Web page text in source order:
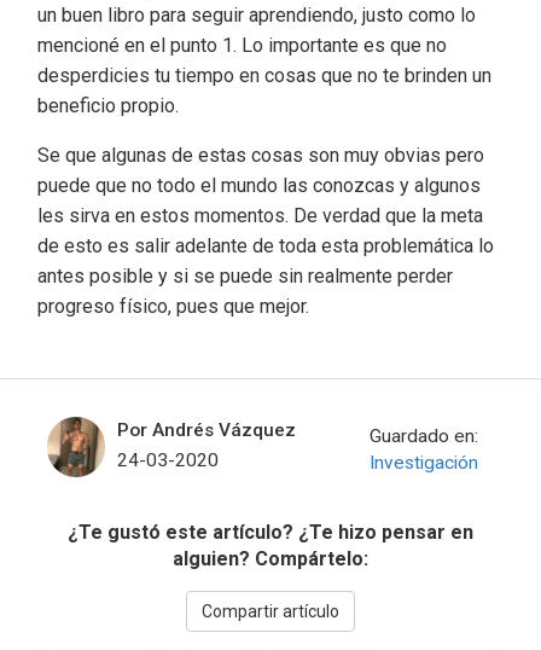
un buen libro para seguir aprendiendo, justo como lo
mencioné en el punto 1. Lo importante es que no
desperdicies tu tiempo en cosas que no te brinden un
beneficio propio.
Se que algunas de estas cosas son muy obvias pero
puede que no todo el mundo las conozcas y algunos
les sirva en estos momentos. De verdad que la meta
de esto es salir adelante de toda esta problemática lo
antes posible y si se puede sin realmente perder
progreso físico, pues que mejor.
Por Andrés Vázquez
24-03-2020
Guardado en:
Investigación
¿Te gustó este artículo? ¿Te hizo pensar en
alguien? Compártelo:
Compartir artículo